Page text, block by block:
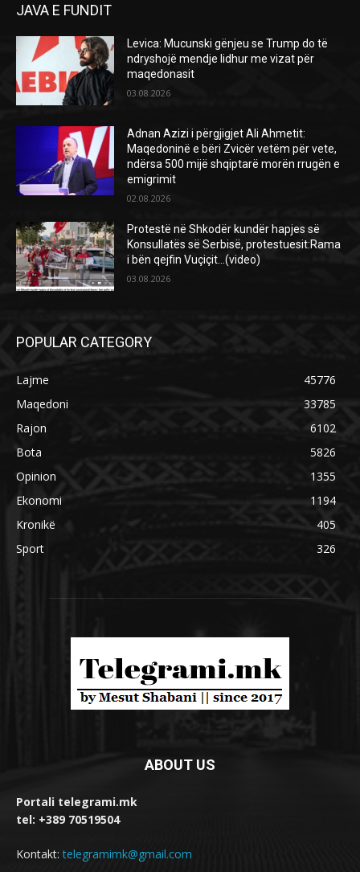
JAVA E FUNDIT
Levica: Mucunski gënjeu se Trump do të
ndryshojë mendje lidhur me vizat për
maqedonasit
03.08.2026
Adnan Azizi i përgjigjet Ali Ahmetit:
Maqedoninë e bëri Zvicër vetëm për vete,
ndërsa 500 mijë shqiptarë morën rrugën e
emigrimit
02.08.2026
Protestë në Shkodër kundër hapjes së
Konsullatës së Serbisë, protestuesit:Rama
i bën qejfin Vuçiçit…(video)
03.08.2026
POPULAR CATEGORY
Lajme
45776
Maqedoni
33785
Rajon
6102
Bota
5826
Opinion
1355
Ekonomi
1194
Kronikë
405
Sport
326
ABOUT US
Portali telegrami.mk
tel: +389 70519504
Kontakt:telegramimk@gmail.com